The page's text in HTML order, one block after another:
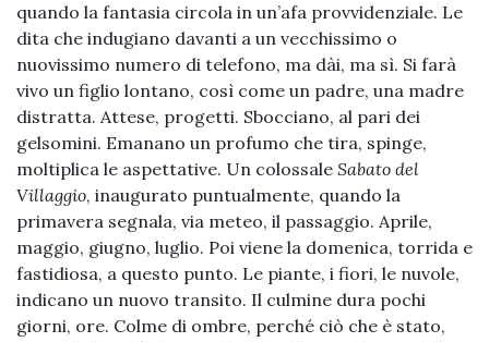
quando la fantasia circola in un’afa provvidenziale. Le
dita che indugiano davanti a un vecchissimo o
nuovissimo numero di telefono, ma dài, ma sì. Si farà
vivo un figlio lontano, così come un padre, una madre
distratta. Attese, progetti. Sbocciano, al pari dei
gelsomini. Emanano un profumo che tira, spinge,
moltiplica le aspettative. Un colossale Sabato del
Villaggio, inaugurato puntualmente, quando la
primavera segnala, via meteo, il passaggio. Aprile,
maggio, giugno, luglio. Poi viene la domenica, torrida e
fastidiosa, a questo punto. Le piante, i fiori, le nuvole,
indicano un nuovo transito. Il culmine dura pochi
giorni, ore. Colme di ombre, perché ciò che è stato,